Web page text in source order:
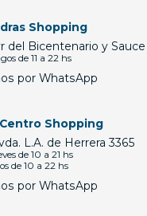
Shopping
del Bicentenario y Sauce
de 11 a 22 hs
por WhatsApp
Shopping
L.A. de Herrera 3365
de 10 a 21 hs
de 10 a 22 hs
por WhatsApp